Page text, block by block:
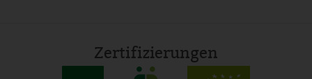
Zertifizierungen